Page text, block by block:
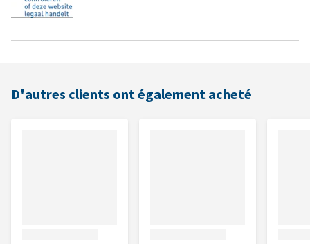
D'autres clients ont également acheté